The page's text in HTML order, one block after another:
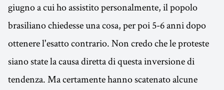
giugno a cui ho assistito personalmente, il popolo
brasiliano chiedesse una cosa, per poi 5-6 anni dopo
ottenere l'esatto contrario. Non credo che le proteste
siano state la causa diretta di questa inversione di
tendenza. Ma certamente hanno scatenato alcune